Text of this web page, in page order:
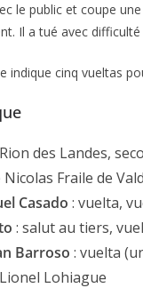
le public et coupe
Il a tué avec
indique cinq vueltas
des Landes,
Nicolas Fraile de
Casado : vuelta,
: salut au tiers,
Barroso : vuelta
Lohiague